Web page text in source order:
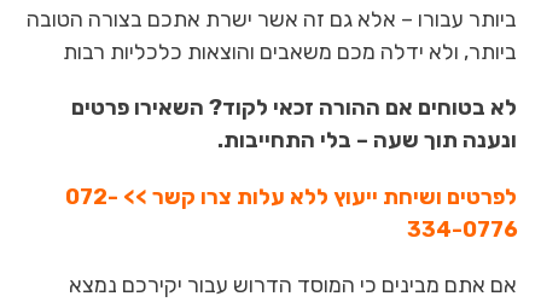
ביותר עבורו – אלא גם זה אשר ישרת אתכם בצורה הטובה
ביותר, ולא ידלה מכם משאבים והוצאות כלכליות רבות
לא בטוחים אם ההורה זכאי לקוד? השאירו פרטים
ונענה תוך שעה – בלי התחייבות.
לפרטים ושיחת ייעוץ ללא עלות צרו קשר >> 072-
334-0776
אם אתם מבינים כי המוסד הדרוש עבור יקירכם נמצא